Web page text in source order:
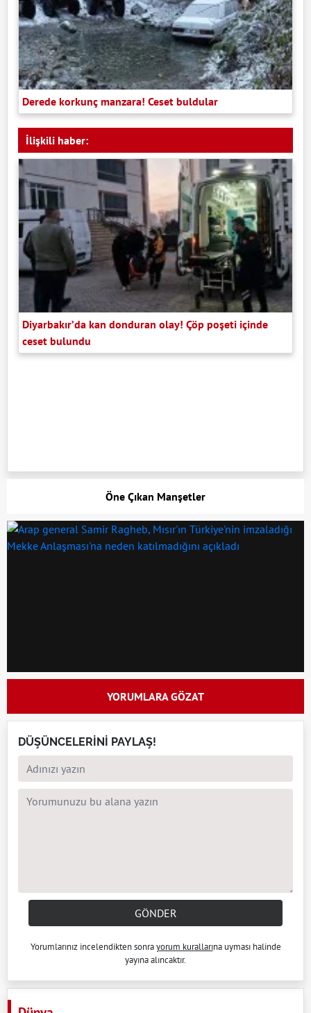
Derede korkunç manzara! Ceset buldular
İlişkili haber:
Diyarbakır’da kan donduran olay! Çöp poşeti içinde
ceset bulundu
Öne Çıkan Manşetler
YORUMLARA GÖZAT
DÜŞÜNCELERİNİ PAYLAŞ!
GÖNDER
Yorumlarınız incelendikten sonrayorum kurallarına uyması halinde
yayına alıncaktır.